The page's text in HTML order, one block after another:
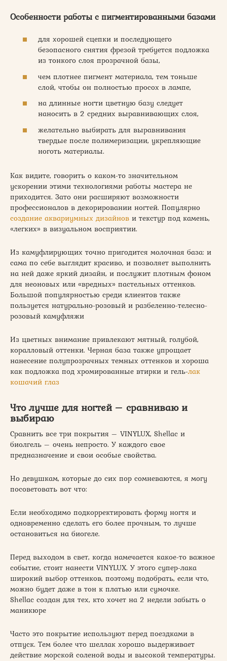
Особенности работы с пигментированными базами
для хорошей сцепки и последующего
безопасного снятия фрезой требуется подложка
из тонкого слоя прозрачной базы,
чем плотнее пигмент материала, тем тоньше
слой, чтобы он полностью просох в лампе,
на длинные ногти цветную базу следует
наносить в 2 средних выравнивающих слоя,
желательно выбирать для выравнивания
твердые после полимеризации, укрепляющие
ноготь материалы.
Как видите, говорить о каком-то значительном
ускорении этими технологиями работы мастера не
приходится. Зато они расширяют возможности
профессионалов в декорировании ногтей. Популярно
создание аквариумных дизайнов и текстур под камень,
«легких» в визуальном восприятии.
Из камуфлирующих точно пригодится молочная база: и
сама по себе выглядит красиво, и позволяет выполнить
на ней даже яркий дизайн, и послужит плотным фоном
для неоновых или «вредных» пастельных оттенков.
Большой популярностью среди клиентов также
пользуется натурально-розовый и разбеленно-телесно-
розовый камуфляжи
Из цветных внимание привлекают мятный, голубой,
коралловый оттенки. Черная база также упрощает
нанесение полупрозрачных темных оттенков и хороша
как подложка под хромированные втирки и гель-лак
кошачий глаз
Что лучше для ногтей – сравниваю и
выбираю
Сравнить все три покрытия – VINYLUX, Shellac и
биолгель – очень непросто. У каждого свое
предназначение и свои особые свойства.
Но девушкам, которые до сих пор сомневаются, я могу
посоветовать вот что:
Если необходимо подкорректировать форму ногтя и
одновременно сделать его более прочным, то лучше
остановиться на биогеле.
Перед выходом в свет, когда намечается какое-то важное
событие, стоит нанести VINYLUX. У этого супер-лака
широкий выбор оттенков, поэтому подобрать, если что,
можно будет даже в тон к платью или сумочке.
Shellac создан для тех, кто хочет на 2 недели забыть о
маникюре
Часто это покрытие используют перед поездками в
отпуск. Тем более что шеллак хорошо выдерживает
действие морской соленой воды и высокой температуры.